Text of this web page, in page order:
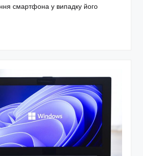
смартфона у випадку його